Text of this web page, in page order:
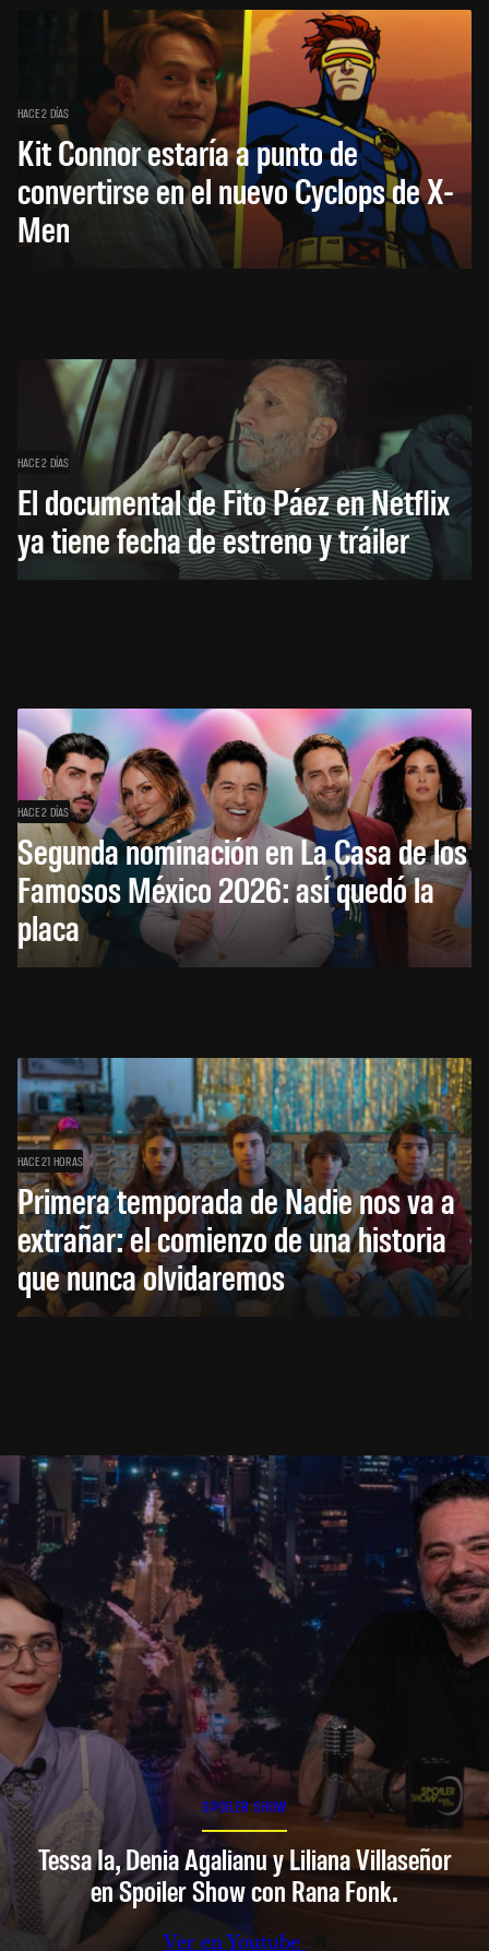
HACE 2 DÍAS
Kit Connor estaría a punto de
convertirse en el nuevo Cyclops de X-
Men
HACE 2 DÍAS
El documental de Fito Páez en Netflix
ya tiene fecha de estreno y tráiler
HACE 2 DÍAS
Segunda nominación en La Casa de los
Famosos México 2026: así quedó la
placa
HACE 21 HORAS
Primera temporada de Nadie nos va a
extrañar: el comienzo de una historia
que nunca olvidaremos
SPOILER SHOW
Tessa Ia, Denia Agalianu y Liliana Villaseñor
en Spoiler Show con Rana Fonk.
Ver en Youtube